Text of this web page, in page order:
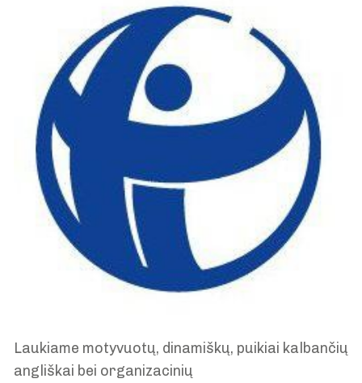
Laukiame motyvuotų, dinamiškų, puikiai kalbančių
angliškai bei organizacinių